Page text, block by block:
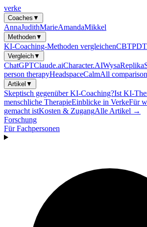
verke
Coaches ▼
AnnaJudithMarieAmandaMikkel
Methoden▼
KI-Coaching-Methoden vergleichenCBTPDT
Vergleich▼
ChatGPTClaude.aiCharacter.AIWysaReplika
person therapyHeadspaceCalmAll
Artikel ▼
Skeptisch gegenüber KI-Coaching?Ist KI-
menschliche TherapieEinblicke in VerkeFür
gemacht istKosten & ZugangAlle Artikel →
Forschung
Für Fachpersonen